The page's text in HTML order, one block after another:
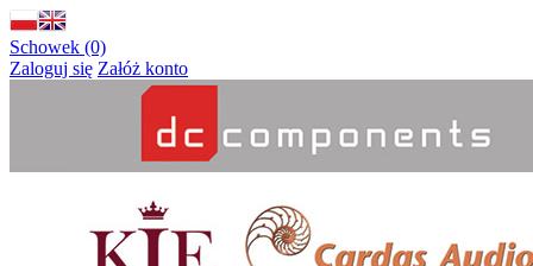
Schowek (0)
Zaloguj się Załóż konto